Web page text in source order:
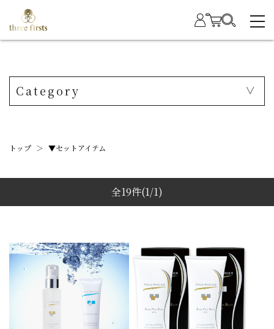
Category
トップ ＞ ▼セットアイテム
全19件(1/1)